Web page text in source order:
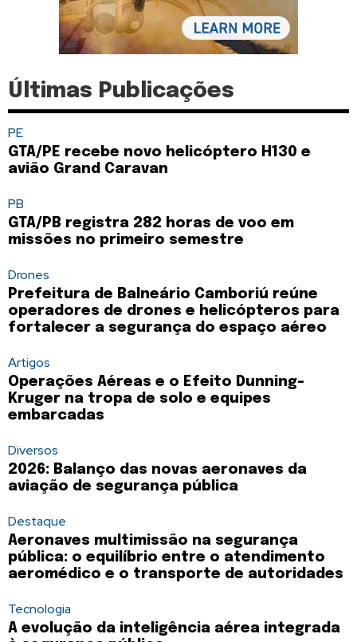
Últimas Publicações
PE
GTA/PE recebe novo helicóptero H130 e
avião Grand Caravan
PB
GTA/PB registra 282 horas de voo em
missões no primeiro semestre
Drones
Prefeitura de Balneário Camboriú reúne
operadores de drones e helicópteros para
fortalecer a segurança do espaço aéreo
Artigos
Operações Aéreas e o Efeito Dunning-
Kruger na tropa de solo e equipes
embarcadas
Diversos
2026: Balanço das novas aeronaves da
aviação de segurança pública
Destaque
Aeronaves multimissão na segurança
pública: o equilíbrio entre o atendimento
aeromédico e o transporte de autoridades
Tecnologia
A evolução da inteligência aérea integrada